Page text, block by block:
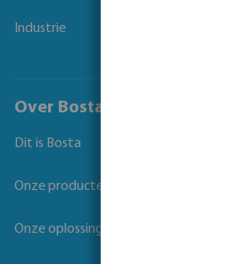
Industrie
Over Bosta
Dit is Bosta
Onze producten
Onze oplossingen